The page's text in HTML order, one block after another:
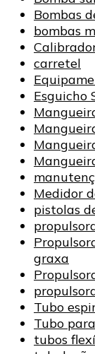
Bombas
bombas
carretel
Esguicho
Medidor
pistolas
graxa
Tubo
Tubo
tubos